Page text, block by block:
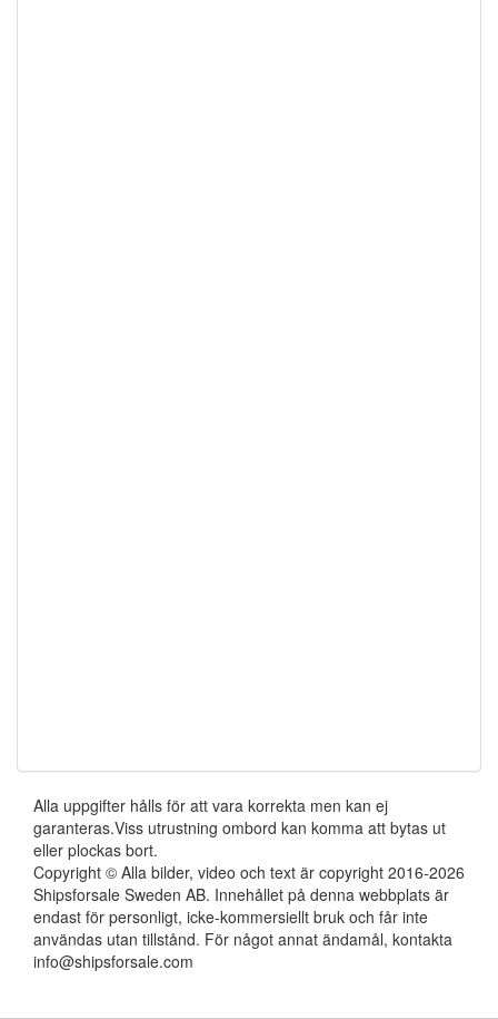
Alla uppgifter hålls för att vara korrekta men kan ej
garanteras.Viss utrustning ombord kan komma att bytas ut
eller plockas bort.
Copyright © Alla bilder, video och text är copyright 2016-2026
Shipsforsale Sweden AB. Innehållet på denna webbplats är
endast för personligt, icke-kommersiellt bruk och får inte
användas utan tillstånd. För något annat ändamål, kontakta
info@shipsforsale.com